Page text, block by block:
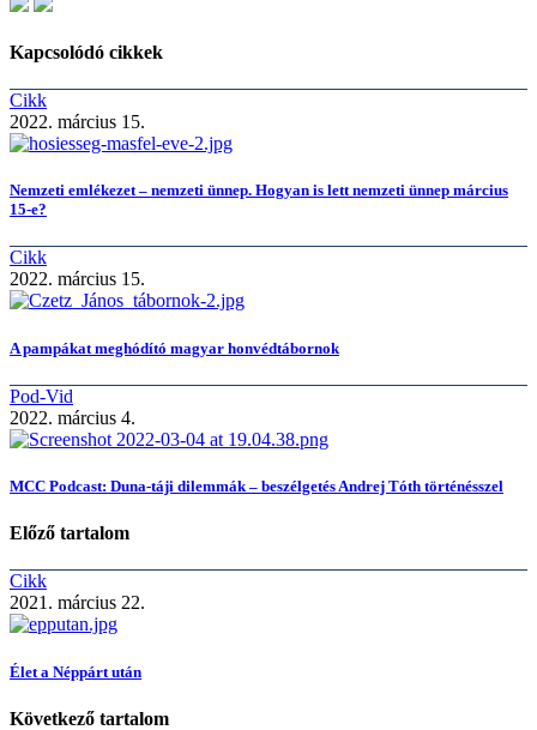
Kapcsolódó cikkek
Cikk
2022. március 15.
Nemzeti emlékezet – nemzeti ünnep. Hogyan is lett nemzeti ünnep március
15-e?
Cikk
2022. március 15.
A pampákat meghódító magyar honvédtábornok
Pod-Vid
2022. március 4.
MCC Podcast: Duna-táji dilemmák – beszélgetés Andrej Tóth történésszel
Előző tartalom
Cikk
2021. március 22.
Élet a Néppárt után
Következő tartalom